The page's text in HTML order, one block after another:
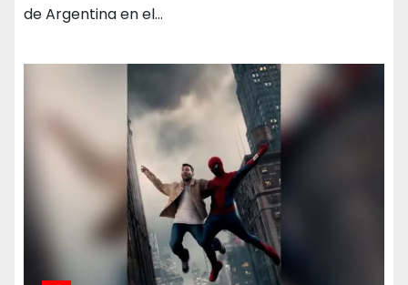
de Argentina en el…